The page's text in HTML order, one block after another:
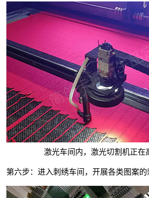
激光车间内，激光切割机正在
第六步：进入刺绣车间，开展各类图案的